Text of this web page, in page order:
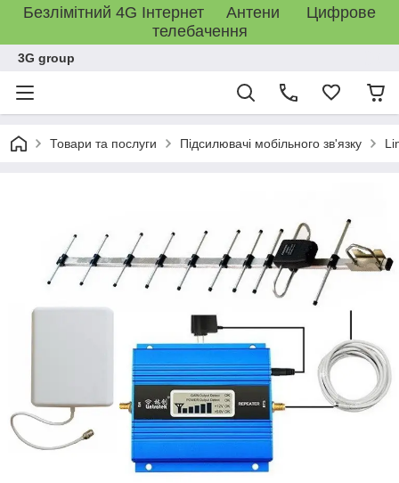
Безлімітний 4G Інтернет Антени Цифрове
телебачення
3G group
Товари та послуги Підсилювачі мобільного зв'язку